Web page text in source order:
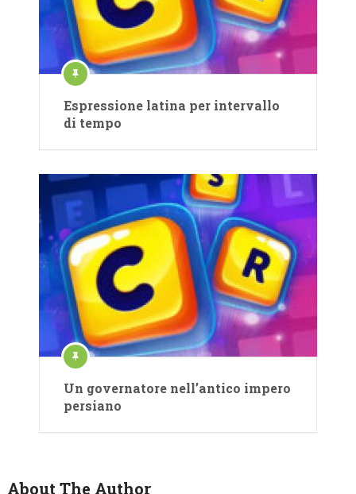
Espressione latina per intervallo
di tempo
Un governatore nell’antico impero
persiano
About The Author